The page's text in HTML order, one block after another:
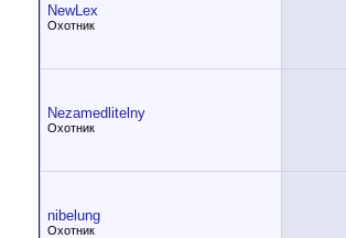
NewLex
Охотник
Nezamedlitelny
Охотник
nibelung
Охотник